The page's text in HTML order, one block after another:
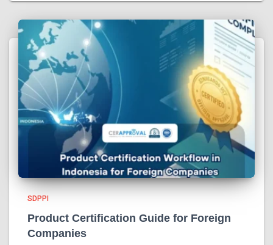
SDPPI
Product Certification Guide for Foreign
Companies